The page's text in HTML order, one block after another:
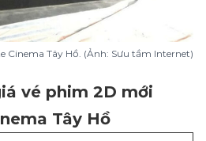
Cinema Tây Hồ. (Ảnh: Sưu tầm Internet)
vé phim 2D mới
Tây Hồ